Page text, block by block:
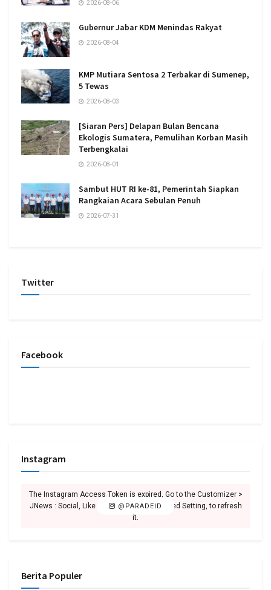
2026-08-06
Gubernur Jabar KDM Menindas Rakyat
2026-08-04
KMP Mutiara Sentosa 2 Terbakar di Sumenep,
5 Tewas
2026-08-03
[Siaran Pers] Delapan Bulan Bencana
Ekologis Sumatera, Pemulihan Korban Masih
Terbengkalai
2026-08-01
Sambut HUT RI ke-81, Pemerintah Siapkan
Rangkaian Acara Sebulan Penuh
2026-07-31
Twitter
Facebook
Instagram
@PARADEID
The Instagram Access Token is expired, Go to the Customizer >
JNews : Social, Like & View > Instagram Feed Setting, to refresh
it.
Berita Populer